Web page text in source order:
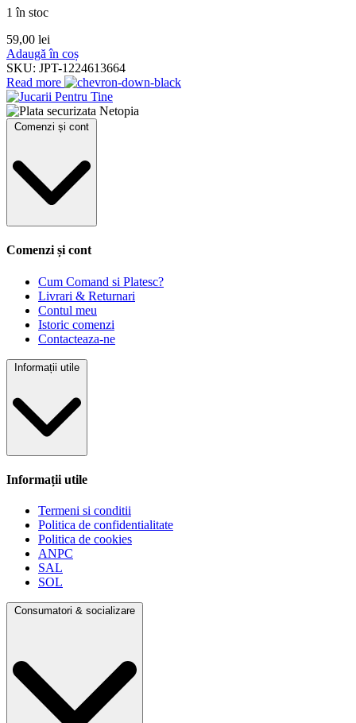
1 în stoc
59,00 lei
Adaugă în coș
SKU: JPT-1224613664
Read more
Comenzi și cont
Comenzi și cont
Cum Comand si Platesc?
Livrari & Returnari
Contul meu
Istoric comenzi
Contacteaza-ne
Informații utile
Informații utile
Termeni si conditii
Politica de confidentialitate
Politica de cookies
ANPC
SAL
SOL
Consumatori & socializare